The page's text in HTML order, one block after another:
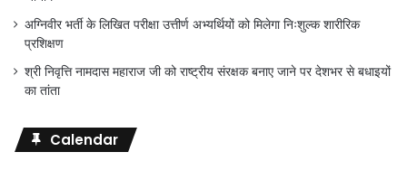
अग्निवीर भर्ती के लिखित परीक्षा उत्तीर्ण अभ्यर्थियों को मिलेगा निःशुल्क शारीरिक
प्रशिक्षण
श्री निवृत्ति नामदास महाराज जी को राष्ट्रीय संरक्षक बनाए जाने पर देशभर से बधाइयों
का तांता
Calendar